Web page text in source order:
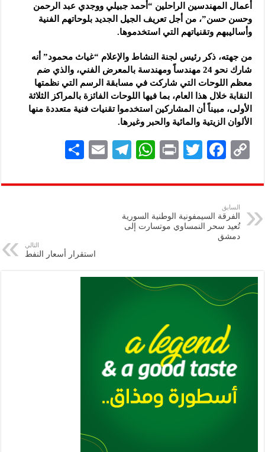
أعمال المهندسين الراحلين “أحمد جبيلي ووجدي عبد الرحمن
وحسن حسن”، من أجل تعريف الجيل الجديد بلوحاتهم الفنية
وأساليبهم وتقنياتهم التي استخدموها.
من جهته، ذكر رئيس لجنة النشاط والإعلام “غياث محمود” أنه
شارك نحو 24 مهندساً ومهندسة بالمعرض الفني، والذي ضم
معظم اللوحات التي شاركت في مسابقة الرسم التي نظمتها
النقابة خلال هذا العام، بما فيها اللوحات الفائزة بالمراكز الثلاثة
الأولى، مبيناً أن المشاركين استخدموا تقنيات فنية متعددة منها
الألوان الزيتية والمائية والحبر وغيرها.
C
p
y
Li
n
F
eb
k
T
tt
P
nt
W
at
A
Te
gr
E
ai
ar
السابق
الفرقة السيمفونية الوطنية السورية
تُعيد سحر النمساوي موتسارت إلى
دمشق
التالي
استقرار أسعار النفط